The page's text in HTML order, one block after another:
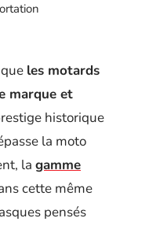
les motards
marque et
historique
la moto
la gamme
cette même
pensés